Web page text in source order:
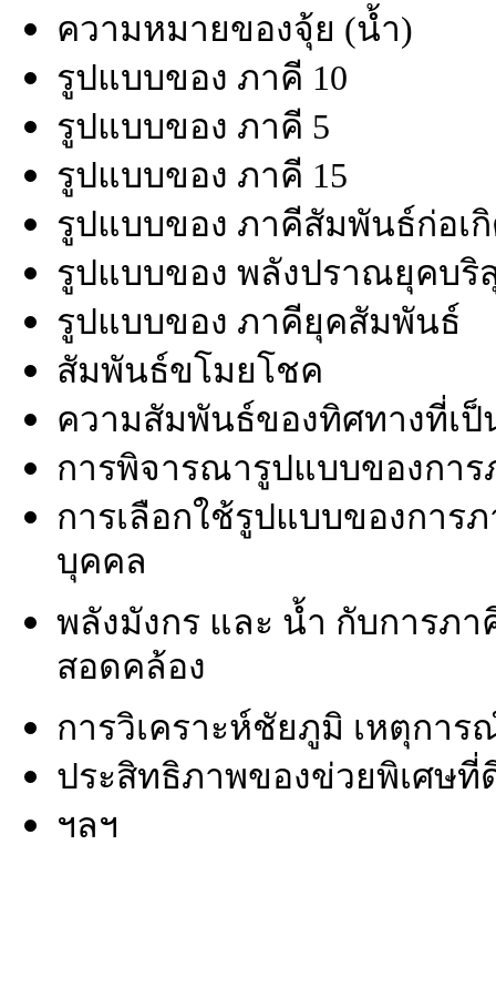
ความหมายของจุ้ย (น้ำ)
รูปแบบของ ภาคี 10
รูปแบบของ ภาคี 5
รูปแบบของ ภาคี 15
รูปแบบของ ภาคีสัมพันธ์ก่อเ
รูปแบบของ พลังปราณยุคบริ
รูปแบบของ ภาคียุคสัมพันธ์
สัมพันธ์ขโมยโชค
ความสัมพันธ์ของทิศทางที่เ
การพิจารณารูปแบบของกา
การเลือกใช้รูปแบบของการ
บุคคล
พลังมังกร และ น้ำ กับการภ
สอดคล้อง
การวิเคราะห์ชัยภูมิ เหตุกา
ประสิทธิภาพของข่วยพิเศษ
ฯลฯ